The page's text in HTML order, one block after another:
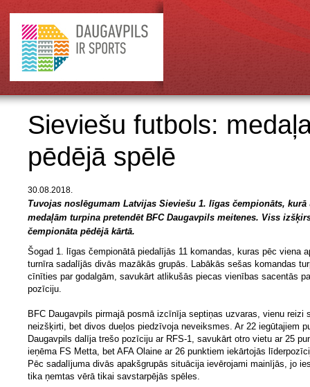
Sieviešu futbols:
pēdējā spēlē
30.08.2018.
Tuvojas noslēgumam Latvijas Sieviešu 1. līgas čempionāts, kurā
medaļām turpina pretendēt BFC Daugavpils meitenes. Viss
čempionāta pēdējā kārtā.
Šogad 1. līgas čempionātā piedalījās 11 komandas, kuras pēc viena
turnīra sadalījās divās mazākās grupās. Labākās sešas komandas
cīnīties par godalgām, savukārt atlikušās piecas vienības sacentās
pozīciju.
BFC Daugavpils pirmajā posmā izcīnīja septiņas uzvaras, vienu reizi
neizšķirti, bet divos dueļos piedzīvoja neveiksmes. Ar 22 iegūtajiem
Daugavpils dalīja trešo pozīciju ar RFS-1, savukārt otro vietu ar 25
ieņēma FS Metta, bet AFA Olaine ar 26 punktiem iekārtojās
Pēc sadalījuma divās apakšgrupās situācija ievērojami mainījās, jo
tika ņemtas vērā tikai savstarpējās spēles.